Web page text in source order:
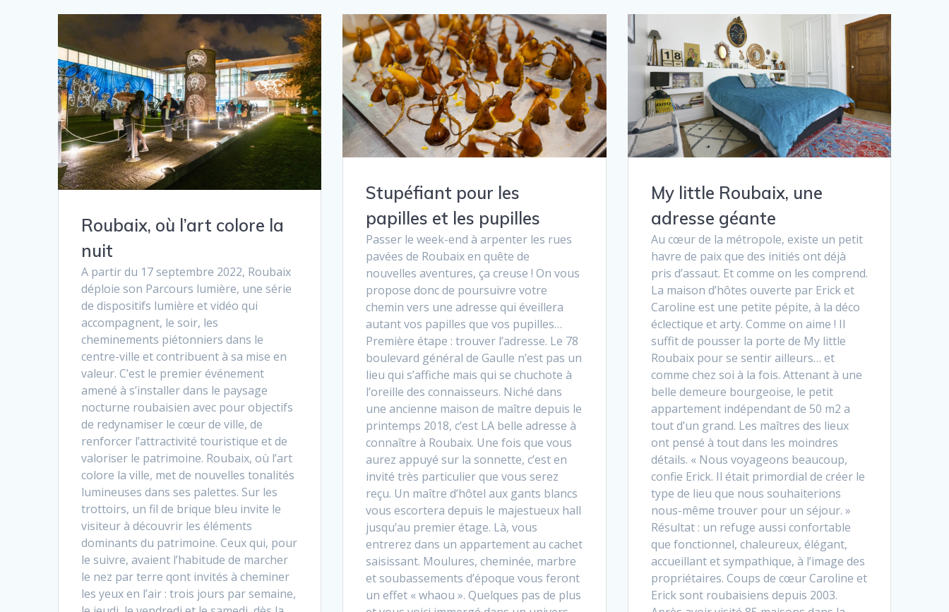
Roubaix, où l’art colore la
nuit
A partir du 17 septembre 2022, Roubaix
déploie son Parcours lumière, une série
de dispositifs lumière et vidéo qui
accompagnent, le soir, les
cheminements piétonniers dans le
centre-ville et contribuent à sa mise en
valeur. C’est le premier événement
amené à s’installer dans le paysage
nocturne roubaisien avec pour objectifs
de redynamiser le cœur de ville, de
renforcer l’attractivité touristique et de
valoriser le patrimoine. Roubaix, où l’art
colore la ville, met de nouvelles tonalités
lumineuses dans ses palettes. Sur les
trottoirs, un fil de brique bleu invite le
visiteur à découvrir les éléments
dominants du patrimoine. Ceux qui, pour
le suivre, avaient l’habitude de marcher
le nez par terre qont invités à cheminer
les yeux en l’air : trois jours par semaine,
Stupéfiant pour les
papilles et les pupilles
Passer le week-end à arpenter les rues
pavées de Roubaix en quête de
nouvelles aventures, ça creuse ! On vous
propose donc de poursuivre votre
chemin vers une adresse qui éveillera
autant vos papilles que vos pupilles…
Première étape : trouver l’adresse. Le 78
boulevard général de Gaulle n’est pas un
lieu qui s’affiche mais qui se chuchote à
l’oreille des connaisseurs. Niché dans
une ancienne maison de maître depuis le
printemps 2018, c’est LA belle adresse à
connaître à Roubaix. Une fois que vous
aurez appuyé sur la sonnette, c’est en
invité très particulier que vous serez
reçu. Un maître d’hôtel aux gants blancs
vous escortera depuis le majestueux hall
jusqu’au premier étage. Là, vous
entrerez dans un appartement au cachet
saisissant. Moulures, cheminée, marbre
et soubassements d’époque vous feront
un effet « whaou ». Quelques pas de plus
My little Roubaix, une
adresse géante
Au cœur de la métropole, existe un petit
havre de paix que des initiés ont déjà
pris d’assaut. Et comme on les comprend.
La maison d’hôtes ouverte par Erick et
Caroline est une petite pépite, à la déco
éclectique et arty. Comme on aime ! Il
suffit de pousser la porte de My little
Roubaix pour se sentir ailleurs… et
comme chez soi à la fois. Attenant à une
belle demeure bourgeoise, le petit
appartement indépendant de 50 m2 a
tout d’un grand. Les maîtres des lieux
ont pensé à tout dans les moindres
détails. « Nous voyageons beaucoup,
confie Erick. Il était primordial de créer le
type de lieu que nous souhaiterions
nous-même trouver pour un séjour. »
Résultat : un refuge aussi confortable
que fonctionnel, chaleureux, élégant,
accueillant et sympathique, à l’image des
propriétaires. Coups de cœur Caroline et
Erick sont roubaisiens depuis 2003.